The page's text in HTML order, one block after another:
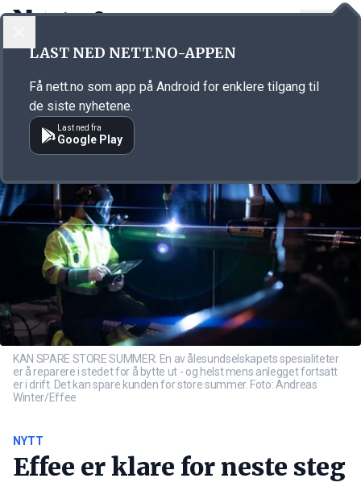
Annonsørinnhold
KAN SPARE STORE SUMMER: En av ålesundselskapets spesialiteter
er å reparere i stedet for å bytte ut - og helst mens anlegget fortsatt
er i drift. Det kan spare kunden for store summer. Foto: Andreas
Winter/Effee
NYTT
Effee er klare for neste steg
LAST NED NETT.NO-APPEN
Få nett.no som app på Android for enklere tilgang til
de siste nyhetene.
Last ned fra
Google Play